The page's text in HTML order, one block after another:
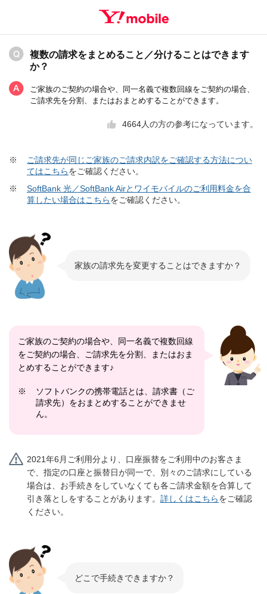
複数の請求をまとめること／分けることはできます
か？
ご家族のご契約の場合や、同一名義で複数回線をご契約の場合、
ご請求先を分割、またはおまとめすることができます。
4664人の方の参考になっています。
※
ご請求先が同じご家族のご請求内訳をご確認する方法につい
てはこちらをご確認ください。
※
SoftBank 光／SoftBank Airとワイモバイルのご利用料金を合
算したい場合はこちらをご確認ください。
家族の請求先を変更することはできますか？
ご家族のご契約の場合や、同一名義で複数回線
をご契約の場合、ご請求先を分割、またはおま
とめすることができます♪
※
ソフトバンクの携帯電話とは、請求書（ご
請求先）をおまとめすることができませ
ん。
2021年6月ご利用分より、口座振替をご利用中のお客さま
で、指定の口座と振替日が同一で、別々のご請求にしている
場合は、お手続きをしていなくても各ご請求金額を合算して
引き落としをすることがあります。 詳しくはこちらをご確認
ください。
どこで手続きできますか？